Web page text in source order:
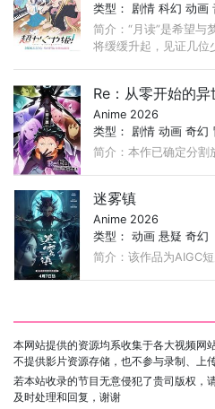
类型： 剧情 科幻 动画
简介：“月读”是希望与
将缓缓升起，见证几位
Re：从零开始的
Anime 2026
类型： 剧情 动画 奇幻
简介：本作已确定分割
迷雾镇
Anime 2026
类型：动画 悬疑 奇幻
简介：该作品为AIGC短
本网站提供的资源均系收集于各大视频网
不提供影片资源存储，也不参与录制、上
若本站收录的节目无意侵犯了贵司版权，
及时处理和回复，谢谢